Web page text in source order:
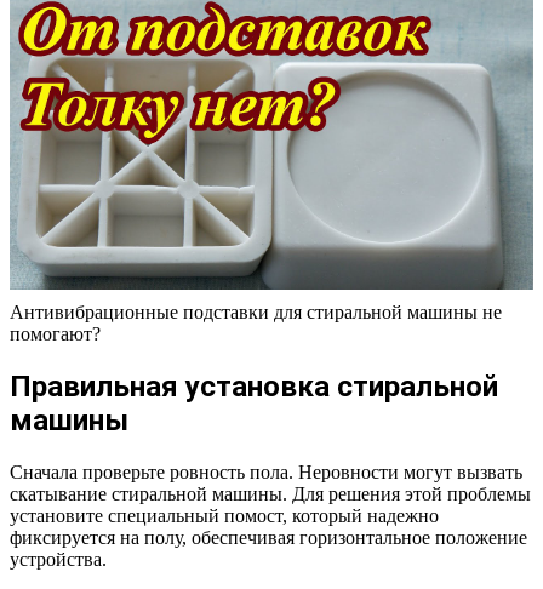
Антивибрационные подставки для стиральной машины не
помогают?
Правильная установка стиральной
машины
Сначала проверьте ровность пола. Неровности могут вызвать
скатывание стиральной машины. Для решения этой проблемы
установите специальный помост, который надежно
фиксируется на полу, обеспечивая горизонтальное положение
устройства.